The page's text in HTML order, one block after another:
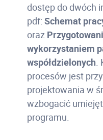
dostęp do dwóch
pdf: Schemat
oraz
wykorzystaniem
współdzielonych.
procesów jest
projektowania w
wzbogacić
programu.